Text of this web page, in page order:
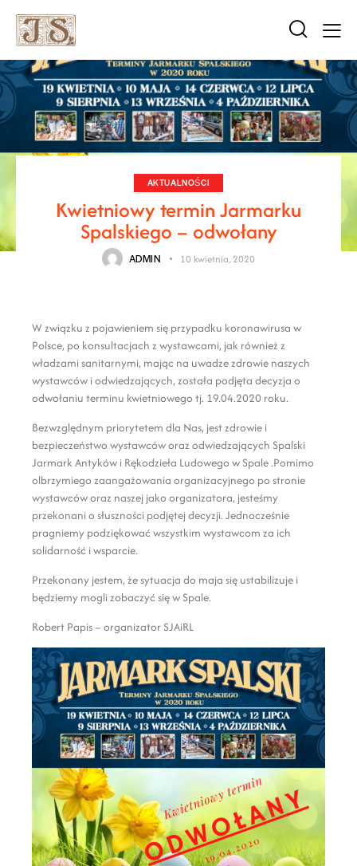
AKTUALNOŚCI
Kwietniowy termin Jarmarku
Spalskiego – odwołany
ADMIN 10 kwietnia, 2020
W związku z pojawieniem się przypadku koronawirusa w
Polsce, po konsultacjach z wystawcami, jak również z
władzami sanitarnymi, mając na uwadze zdrowie naszych
wystawców i odwiedzających, została podjęta decyzja o
odwołaniu terminu kwietniowego tj. 19.04.2020 roku.
Bezwzględnym priorytetem dla Nas, jest zdrowie i
bezpieczeństwo wystawców oraz odwiedzających Spalski
Jarmark Antyków i Rękodzieła Ludowego w Spale .Pomimo
olbrzymiego zaangażowania organizacyjnego po stronie
wystawców oraz naszej jako organizatora, jesteśmy
przekonani o słuszności podjętej decyzji. Jednocześnie
pragniemy podziękować wszystkim wystawcom za ich
solidarność i wsparcie.
Przekonany jestem, że sytuacja do maja się ustabilizuje i
będziemy mogli zobaczyć się w Spale.
Robert Papis – organizator SJAiRL